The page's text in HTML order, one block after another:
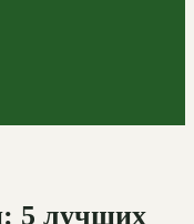
5 лучших